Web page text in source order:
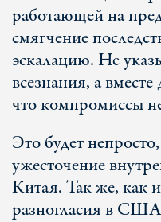
работающей на
смягчение
эскалацию. Не
всезнания, а
что компромиссы
Это будет
ужесточение
Китая. Так же, как
разногласия в